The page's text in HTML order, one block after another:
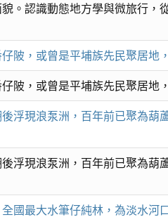
。認識動態地方學與微旅行，
陂，或曾是平埔族先民聚居地
陂，或曾是平埔族先民聚居地
浮現浪泵洲，百年前已聚為葫
浮現浪泵洲，百年前已聚為葫
國最大水筆仔純林，為淡水河